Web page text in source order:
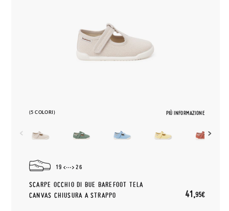
(5 COLORI) PIÙ INFORMAZIONE
19 26
SCARPE OCCHIO DI BUE BAREFOOT TELA
CANVAS CHIUSURA A STRAPPO
41,95€